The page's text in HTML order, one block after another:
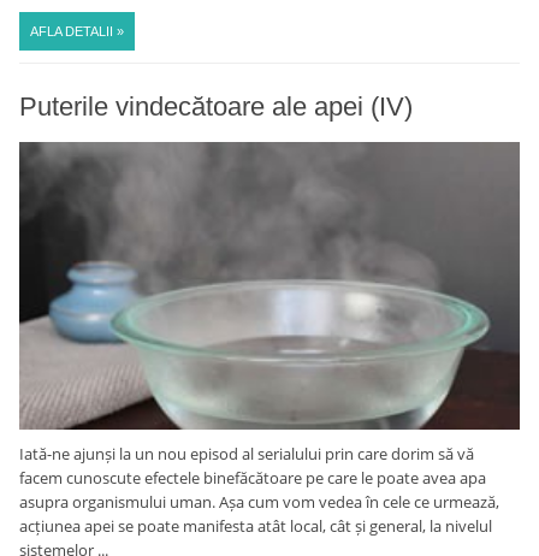
AFLA DETALII »
Puterile vindecătoare ale apei (IV)
Iată-ne ajunși la un nou episod al serialului prin care dorim să vă
facem cunoscute efectele binefăcătoare pe care le poate avea apa
asupra organismului uman. Așa cum vom vedea în cele ce urmează,
acțiunea apei se poate manifesta atât local, cât și general, la nivelul
sistemelor ...